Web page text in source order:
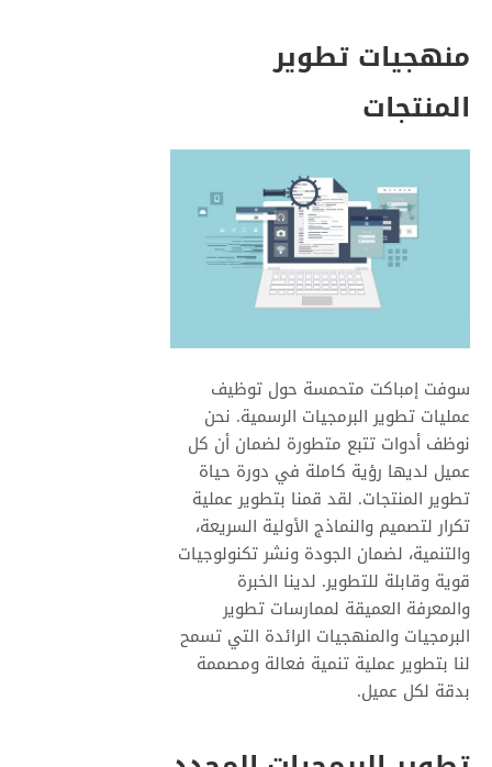
منهجيات تطوير
المنتجات
سوفت إمباكت متحمسة حول توظيف
عمليات تطوير البرمجيات الرسمية. نحن
نوظف أدوات تتبع متطورة لضمان أن كل
عميل لديها رؤية كاملة في دورة حياة
تطوير المنتجات. لقد قمنا بتطوير عملية
تكرار لتصميم والنماذج الأولية السريعة،
والتنمية، لضمان الجودة ونشر تكنولوجيات
قوية وقابلة للتطوير. لدينا الخبرة
والمعرفة العميقة لممارسات تطوير
البرمجيات والمنهجيات الرائدة التي تسمح
لنا بتطوير عملية تنمية فعالة ومصممة
بدقة لكل عميل.